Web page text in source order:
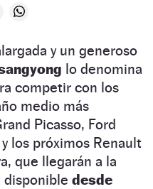
y un generoso
lo denomina
competir con los
medio más
Picasso, Ford
los próximos Renault
que llegarán a la
disponible desde